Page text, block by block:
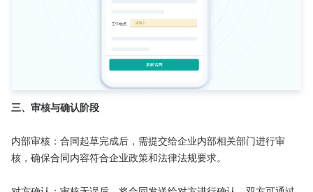
三、审核与确认阶段
内部审核：合同起草完成后，需提交给企业内部相关部门进行审
核，确保合同内容符合企业政策和法律法规要求。